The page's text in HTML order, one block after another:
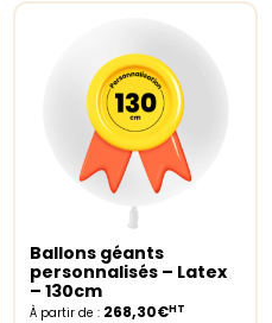
Select options
Ballons géants
personnalisés – Latex
– 130cm
À partir de : 268,30€HT